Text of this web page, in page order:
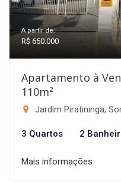
A partir de:
R$ 650.000
Apartamento à
110m²
Jardim Piratininga,
3 Quartos 2
Mais informações